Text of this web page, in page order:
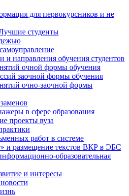
для первокурсников и не
студенты
и направления обучения студентов
очной формы обучения
заочной формы обучения
очно-заочной формы
в сфере образования
проекты вуза
работ в системе
и размещение текстов ВКР в ЭБС
образовательная
и интересы